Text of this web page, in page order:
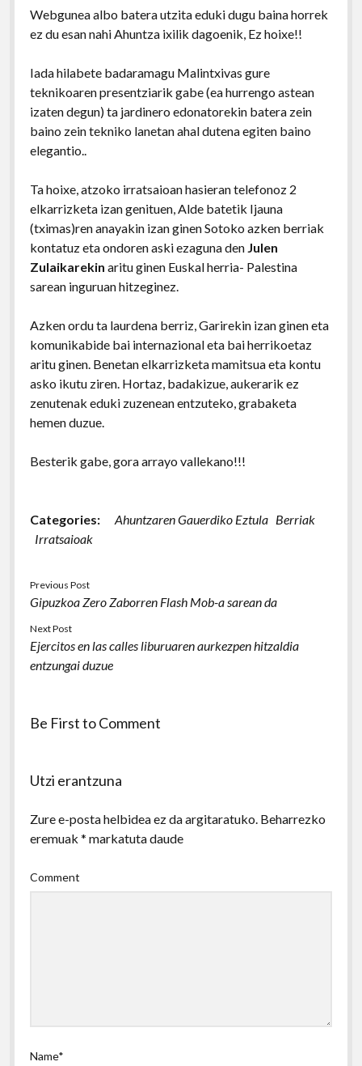
Webgunea albo batera utzita eduki dugu baina horrek
ez du esan nahi Ahuntza ixilik dagoenik, Ez hoixe!!
Iada hilabete badaramagu Malintxivas gure
teknikoaren presentziarik gabe (ea hurrengo astean
izaten degun) ta jardinero edonatorekin batera zein
baino zein tekniko lanetan ahal dutena egiten baino
elegantio..
Ta hoixe, atzoko irratsaioan hasieran telefonoz 2
elkarrizketa izan genituen, Alde batetik Ijauna
(tximas)ren anayakin izan ginen Sotoko azken berriak
kontatuz eta ondoren aski ezaguna den Julen
Zulaikarekin aritu ginen Euskal herria- Palestina
sarean inguruan hitzeginez.
Azken ordu ta laurdena berriz, Garirekin izan ginen eta
komunikabide bai internazional eta bai herrikoetaz
aritu ginen. Benetan elkarrizketa mamitsua eta kontu
asko ikutu ziren. Hortaz, badakizue, aukerarik ez
zenutenak eduki zuzenean entzuteko, grabaketa
hemen duzue.
Besterik gabe, gora arrayo vallekano!!!
Categories: Ahuntzaren Gauerdiko Eztula Berriak
Irratsaioak
Previous Post
Gipuzkoa Zero Zaborren Flash Mob-a sarean da
Next Post
Ejercitos en las calles liburuaren aurkezpen hitzaldia
entzungai duzue
Be First to Comment
Utzi erantzuna
Zure e-posta helbidea ez da argitaratuko. Beharrezko
eremuak * markatuta daude
Comment
Name*